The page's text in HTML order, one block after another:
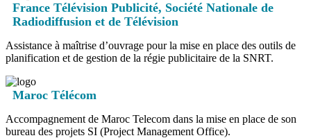
France Télévision Publicité, Société Nationale de
Radiodiffusion et de Télévision
Assistance à maîtrise d’ouvrage pour la mise en place des outils de
planification et de gestion de la régie publicitaire de la SNRT.
Maroc Télécom
Accompagnement de Maroc Telecom dans la mise en place de son
bureau des projets SI (Project Management Office).